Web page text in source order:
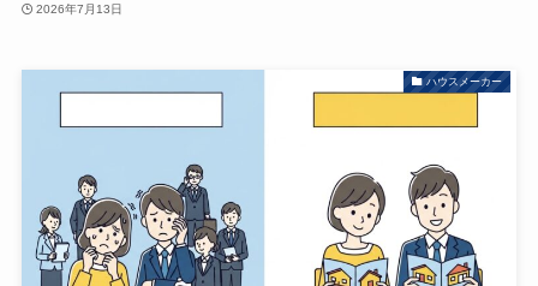
2026年7月13日
ハウスメーカー